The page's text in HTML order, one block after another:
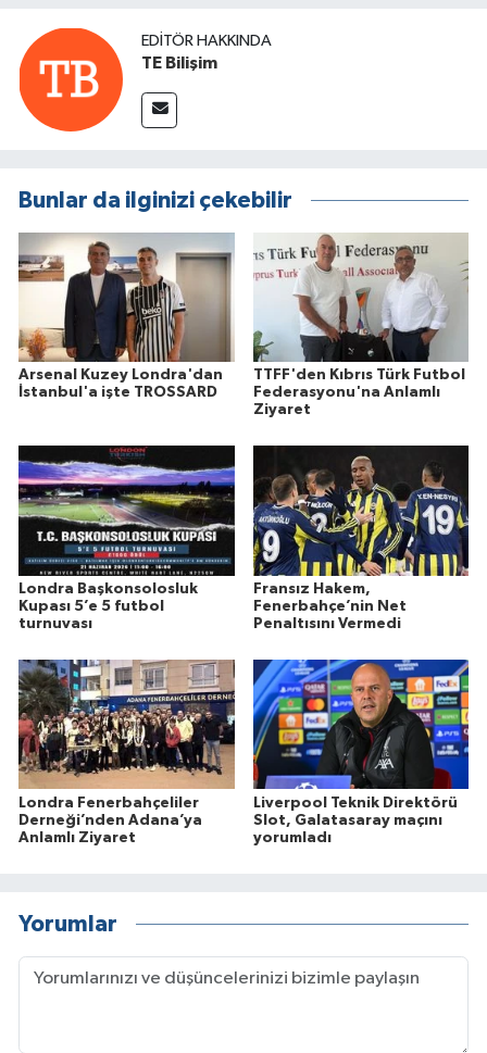
EDITÖR HAKKINDA
TE Bilişim
Bunlar da ilginizi çekebilir
Arsenal Kuzey Londra'dan
İstanbul'a işte TROSSARD
TTFF'den Kıbrıs Türk Futbol
Federasyonu'na Anlamlı
Ziyaret
Londra Başkonsolosluk
Kupası 5’e 5 futbol
turnuvası
Fransız Hakem,
Fenerbahçe’nin Net
Penaltısını Vermedi
Londra Fenerbahçeliler
Derneği’nden Adana’ya
Anlamlı Ziyaret
Liverpool Teknik Direktörü
Slot, Galatasaray maçını
yorumladı
Yorumlar